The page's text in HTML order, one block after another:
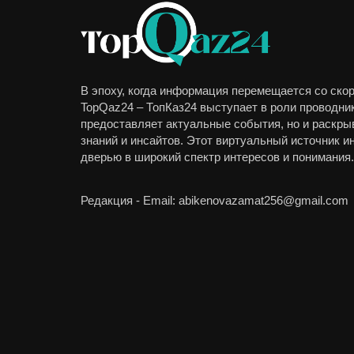
В эпоху, когда информация перемещается со
TopQaz24 – ТопКаз24 выступает в роли
предоставляет актуальные события, но и
знаний и инсайтов. Этот виртуальный источник
дверью в широкий спектр интересов и понимания.
Редакция - Email: abikenovazamat256@gmail.com